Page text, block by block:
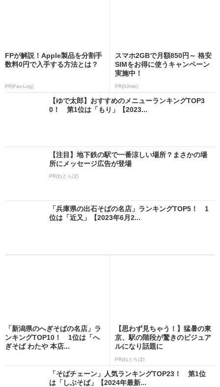
FPが解説！Apple製品を分割手
数料0円で入手する方法とは？
PR(Fav-Log)
スマホ2GBで月額850円～ 格安
SIMをお得に使うキャンペーン
実施中！
PR(IIJmio)
【ゆで太郎】おすすめのメニューランキングTOP3
0！ 第1位は「もり」【2023...
【注目】地下鉄の駅で一番涼しい場所？まさかの場
所にメッセージ広告が登場
PR(ねとらぼ)
「兵庫県の出石そばの名店」ランキングTOP5！ 1
位は「近又」【2023年6月2...
「新潟県のへぎそばの名店」ラ
ンキングTOP10！ 1位は「へ
ぎそば わたや 本店...
【思わず見ちゃう！】猛暑の東
京、駅の階段が驚きのビジュア
ルになり話題に
PR(ねとらぼ)
「そばチェーン」人気ランキングTOP23！ 第1位
は「しぶそば」【2024年最新...